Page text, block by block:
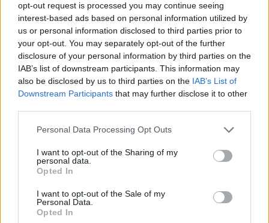
opt-out request is processed you may continue seeing
interest-based ads based on personal information utilized by
us or personal information disclosed to third parties prior to
your opt-out. You may separately opt-out of the further
disclosure of your personal information by third parties on the
IAB’s list of downstream participants. This information may
also be disclosed by us to third parties on the IAB’s List of
Downstream Participants that may further disclose it to other
Please note that this website/app uses one or more Google
not limited to your visit or usage behaviour. You may click to
grant or deny consent to Google and its third-party tags to
use your data for below specified purposes in below Google
consent section.
Personal Data Processing Opt Outs
I want to opt-out of the Sharing of my
personal data.
Opted In
I want to opt-out of the Sale of my
Personal Data.
Opted In
07:4405.03.18
Όσκαρ καλύτερης ταινίας στο Shape of Water
- Το έδωσαν σωστά φέτος Φέι Ντάναγουεϊ και